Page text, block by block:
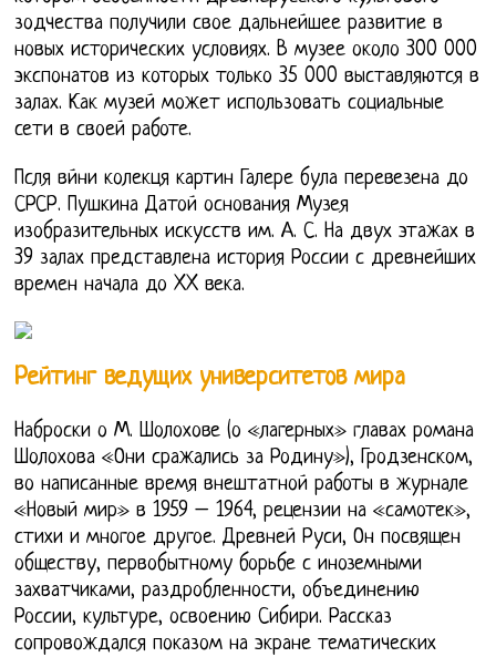
зодчества получили свое дальнейшее развитие в
новых исторических условиях. В музее около 300 000
экспонатов из которых только 35 000 выставляются в
залах. Как музей может использовать социальные
сети в своей работе.
Псля вйни колекця картин Галере була перевезена до
СРСР. Пушкина Датой основания Музея
изобразительных искусств им. А. С. На двух этажах в
39 залах представлена история России с древнейших
времен начала до XX века.
Рейтинг ведущих университетов мира
Наброски о М. Шолохове (о «лагерных» главах романа
Шолохова «Они сражались за Родину»), Гродзенском,
во написанные время внештатной работы в журнале
«Новый мир» в 1959 – 1964, рецензии на «самотек»,
стихи и многое другое. Древней Руси, Он посвящен
обществу, первобытному борьбе с иноземными
захватчиками, раздробленности, объединению
России, культуре, освоению Сибири. Рассказ
сопровождался показом на экране тематических